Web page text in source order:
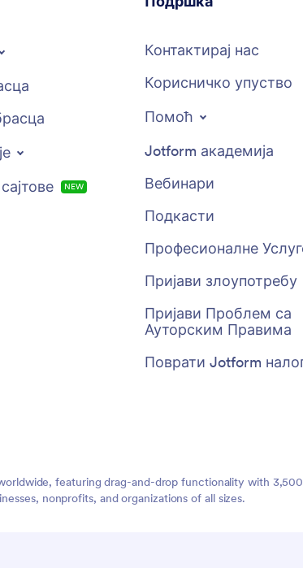
NEW
Контактирај нас
Корисничко упуство
Помоћ
Jotform академија
Вебинари
Подкасти
Професионалне
Пријави злоупотребу
Пријави Проблем са
Ауторским Правима
Поврати Jotform
featuring drag-and-drop functionality with
nonprofits, and organizations of all sizes.